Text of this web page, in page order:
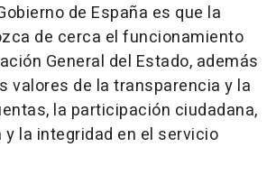
de España es que la
de cerca el funcionamiento
General del Estado, además
valores de la transparencia y la
la participación ciudadana,
la integridad en el servicio